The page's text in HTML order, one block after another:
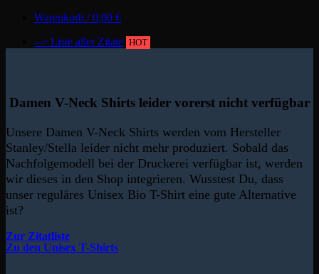
Warenkorb /0,00 €
--> Liste aller Zitate HOT
Damen V-Neck Shirts leider vorerst nicht verfügbar
Unsere Damen V-Neck Shirts werden vom Hersteller
Stanley/Stella leider nicht mehr produziert. Sobald das
Nachfolgemodell bei der Druckerei verfügbar ist, werden
wir dieses in den Shop integrieren. Wusstest Du, dass
unser reguläres Unisex Bio T-Shirt eine gute Alternative
ist?
Zur Zitatliste
Zu den Unisex T-Shirts